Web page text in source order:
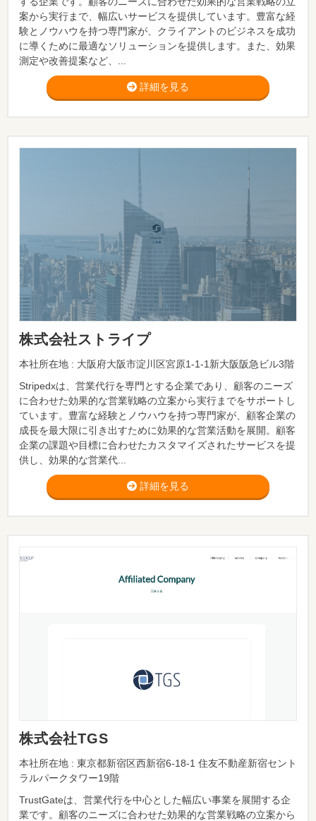
案から実行まで、幅広いサービスを提供しています。豊富な経
験とノウハウを持つ専門家が、クライアントのビジネスを成功
に導くために最適なソリューションを提供します。また、効果
測定や改善提案など、...
詳細を見る
株式会社ストライプ
本社所在地 : 大阪府大阪市淀川区宮原1-1-1新大阪阪急ビル3階
Stripedxは、営業代行を専門とする企業であり、顧客のニーズ
に合わせた効果的な営業戦略の立案から実行までをサポートし
ています。豊富な経験とノウハウを持つ専門家が、顧客企業の
成長を最大限に引き出すために効果的な営業活動を展開。顧客
企業の課題や目標に合わせたカスタマイズされたサービスを提
供し、効果的な営業代...
詳細を見る
株式会社TGS
本社所在地 : 東京都新宿区西新宿6-18-1 住友不動産新宿セント
ラルパークタワー19階
TrustGateは、営業代行を中心とした幅広い事業を展開する企
業です。顧客のニーズに合わせた効果的な営業戦略の立案から